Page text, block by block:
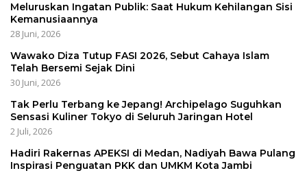
Meluruskan Ingatan Publik: Saat Hukum Kehilangan Sisi
Kemanusiaannya
28 Juni, 2026
Wawako Diza Tutup FASI 2026, Sebut Cahaya Islam
Telah Bersemi Sejak Dini
30 Juni, 2026
Tak Perlu Terbang ke Jepang! Archipelago Suguhkan
Sensasi Kuliner Tokyo di Seluruh Jaringan Hotel
2 Juli, 2026
Hadiri Rakernas APEKSI di Medan, Nadiyah Bawa Pulang
Inspirasi Penguatan PKK dan UMKM Kota Jambi